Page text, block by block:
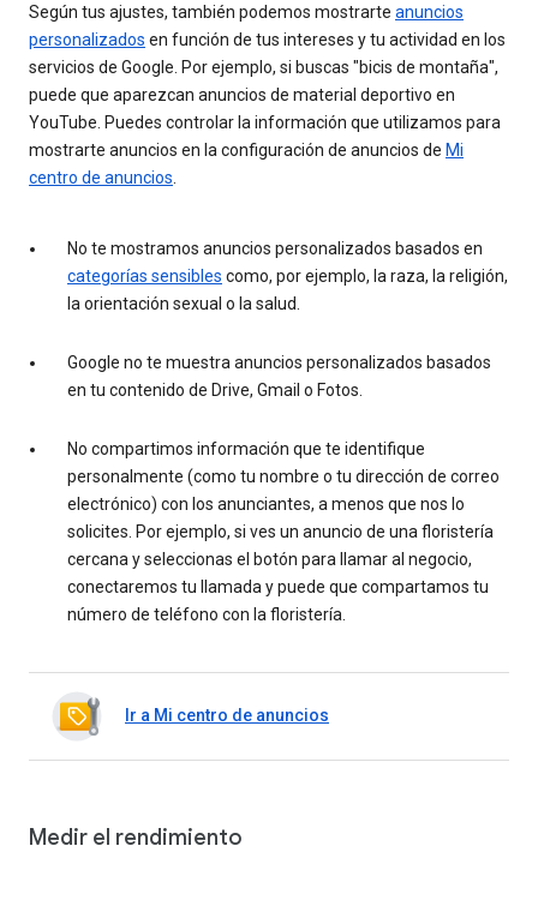
Según tus ajustes, también podemos mostrarte anuncios
personalizados en función de tus intereses y tu actividad en los
servicios de Google. Por ejemplo, si buscas "bicis de montaña",
puede que aparezcan anuncios de material deportivo en
YouTube. Puedes controlar la información que utilizamos para
mostrarte anuncios en la configuración de anuncios de Mi
centro de anuncios
No te mostramos anuncios personalizados basados en
categorías sensibles como, por ejemplo, la raza, la religión,
la orientación sexual o la salud.
Google no te muestra anuncios personalizados basados
en tu contenido de Drive, Gmail o Fotos.
No compartimos información que te identifique
personalmente (como tu nombre o tu dirección de correo
electrónico) con los anunciantes, a menos que nos lo
solicites. Por ejemplo, si ves un anuncio de una floristería
cercana y seleccionas el botón para llamar al negocio,
conectaremos tu llamada y puede que compartamos tu
número de teléfono con la floristería.
Ir a Mi centro de anuncios
Medir el rendimiento